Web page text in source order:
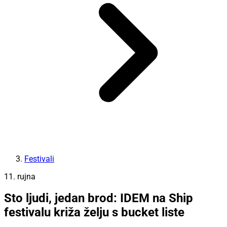
Festivali
11. rujna
Sto ljudi, jedan brod: IDEM na Ship
festivalu križa želju s bucket liste